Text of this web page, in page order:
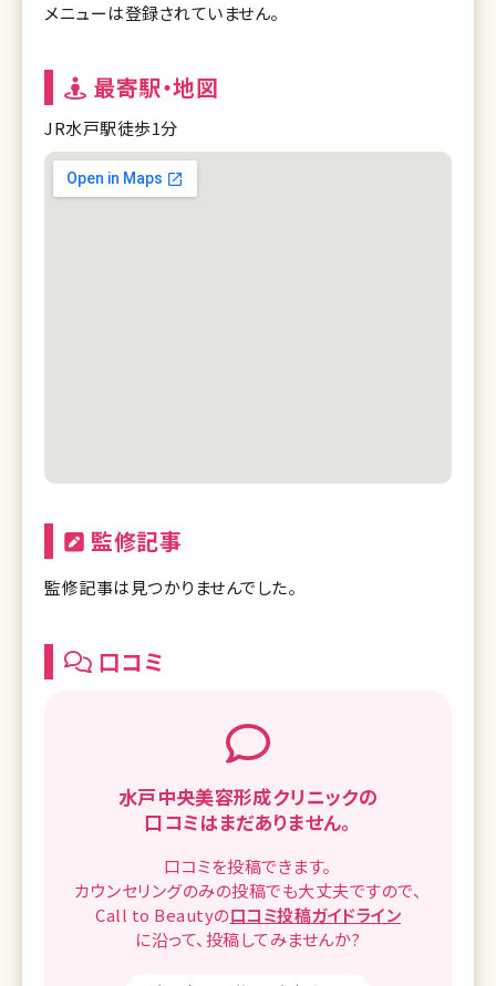
メニューは登録されていません。
最寄駅・地図
JR水戸駅徒歩1分
監修記事
監修記事は見つかりませんでした。
口コミ
水戸中央美容形成クリニックの
口コミはまだありません。
口コミを投稿できます。
カウンセリングのみの投稿でも大丈夫ですので、
Call to Beautyの口コミ投稿ガイドライン
に沿って、 投稿してみませんか?